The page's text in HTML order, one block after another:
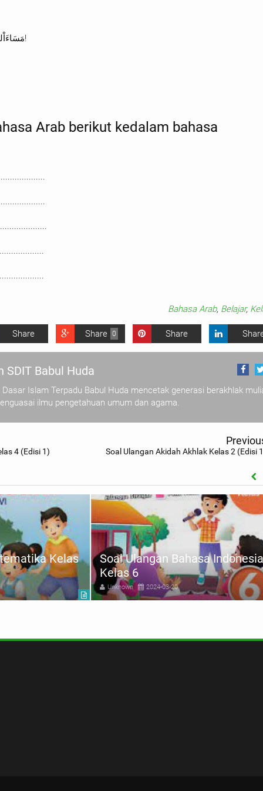
15. مَسَاءَاْلخَيْرِ,يَاحَلِيْمَةُ! .....,يَافَائِزَةُ!
Arab berikut kedalam bahasa
حَقِيْبَةٌ =
كِتَابٌ =
قَلَمٌ =
رَأْسٌ =
عَيْنٌ =
Bahasa Arab, Belajar,
Share 0
Share Share
SDIT Babul Huda
Dasar Islam Terpadu Babul Huda mencetak generasi berakhlak
ilmu pengetahuan umum dan agama.
4 (Edisi 1) Soal Ulangan Akidah Akhlak Kelas 2 (Edisi
Kelas
Soal Ulangan Bahasa Indonesia
Kelas 6
Unknown 2024-03-20